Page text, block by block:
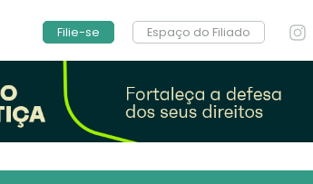
Filie-se Espaço do Filiado